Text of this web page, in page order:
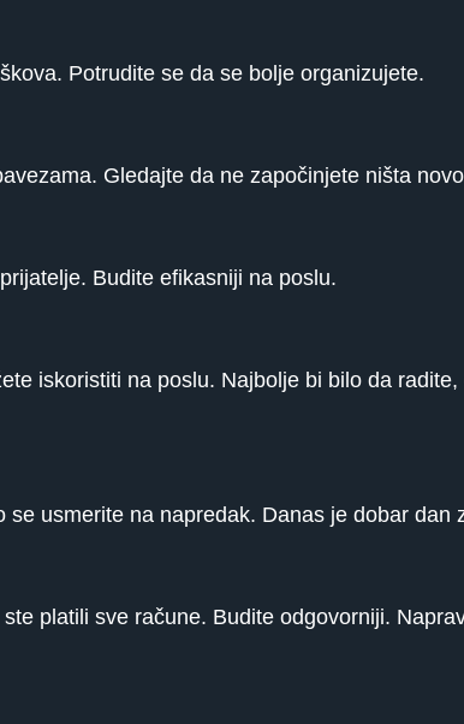
Potrudite se da se bolje organizujete.
Gledajte da ne započinjete ništa
Budite efikasniji na poslu.
iskoristiti na poslu. Najbolje bi bilo da
usmerite na napredak. Danas je dobar dan
platili sve račune. Budite odgovorniji.